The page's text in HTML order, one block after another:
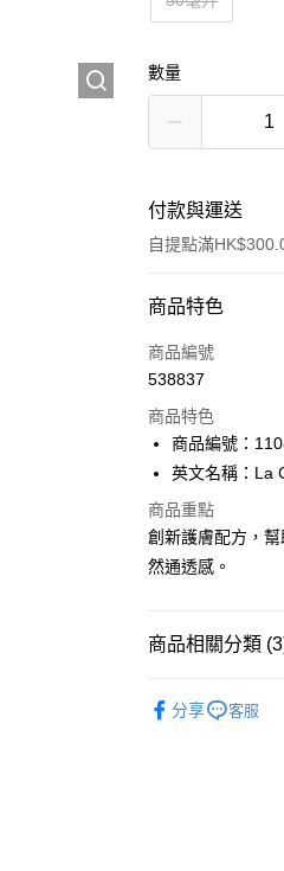
數量
付款與運送
自提點滿
付款方式
信用卡
AlipayHK
PayMe
WeChat Pay
BoC Pay
送貨方式
每筆HK$65.00，
商品特色
商品編號
538837
商品特色
商品編號：
英文名稱：La
商品重點
創新護膚配方，
然通透感。
商品相關分類
分享 客服